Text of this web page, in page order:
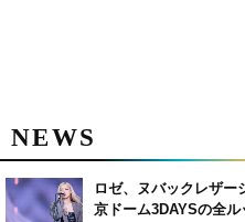
NEWS
ロゼ、ヌバックレザ
京ドーム3DAYSの全ル